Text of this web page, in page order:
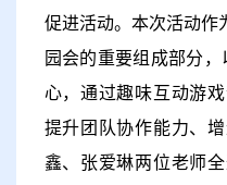
促进活动。本次活动作
园会的重要组成部分，
心，通过趣味互动游
提升团队协作能力、
鑫、张爱琳两位老师全